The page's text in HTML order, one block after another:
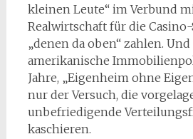
kleinen Leute“ im Verbund
Realwirtschaft für die
„denen da oben“ zahlen. Und
amerikanische
Jahre, „Eigenheim ohne
nur der Versuch, die
unbefriedigende
kaschieren.